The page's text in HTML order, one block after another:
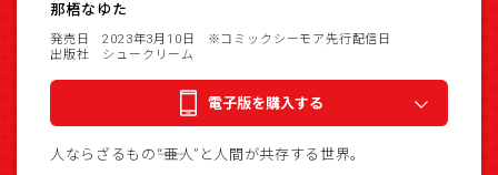
那梧なゆた
発売日 2023年3月10日
※コミックシーモア先行配信日
出版社 シュークリーム
電子版を購入する
人ならざるもの――“亜人”と人間が共存する世界。